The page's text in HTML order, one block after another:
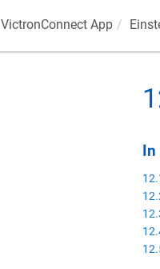
VictronConnect App
In